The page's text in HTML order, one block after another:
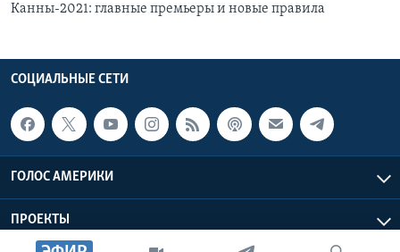
Канны-2021: главные премьеры и новые правила
СОЦИАЛЬНЫЕ СЕТИ
ГОЛОС АМЕРИКИ
ПРОЕКТЫ